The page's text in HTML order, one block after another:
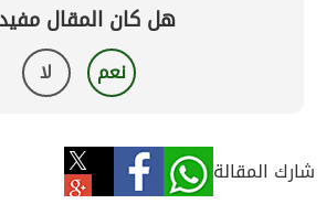
هل كان المقال
نعم لا
شارك المقالة